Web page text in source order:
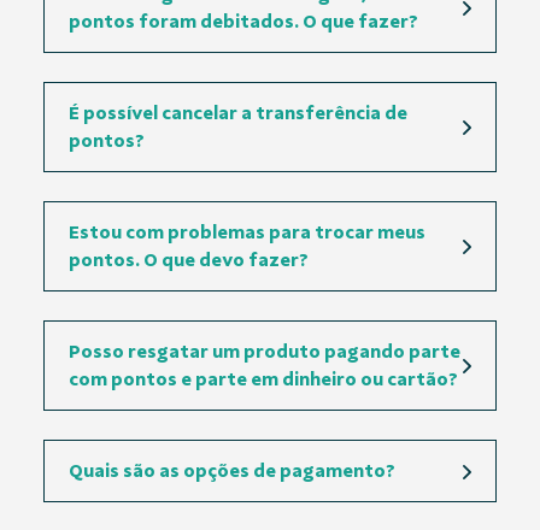
pontos foram debitados. O que fazer?
É possível cancelar a transferência de
pontos?
Estou com problemas para trocar meus
pontos. O que devo fazer?
Posso resgatar um produto pagando parte
com pontos e parte em dinheiro ou cartão?
Quais são as opções de pagamento?